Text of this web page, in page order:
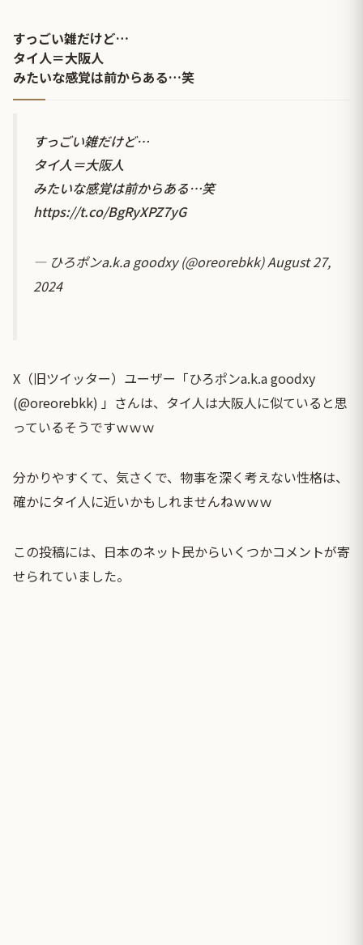
すっごい雑だけど…
タイ人＝大阪人
みたいな感覚は前からある…笑
すっごい雑だけど…
タイ人＝大阪人
みたいな感覚は前からある…笑
https://t.co/BgRyXPZ7yG
— ひろポンa.k.a goodxy (@oreorebkk)August 27,
2024
X（旧ツイッター）ユーザー「ひろポンa.k.a goodxy
(@oreorebkk) 」さんは、タイ人は大阪人に似ていると思
っているそうですｗｗｗ
分かりやすくて、気さくで、物事を深く考えない性格は、
確かにタイ人に近いかもしれませんねｗｗｗ
この投稿には、日本のネット民からいくつかコメントが寄
せられていました。